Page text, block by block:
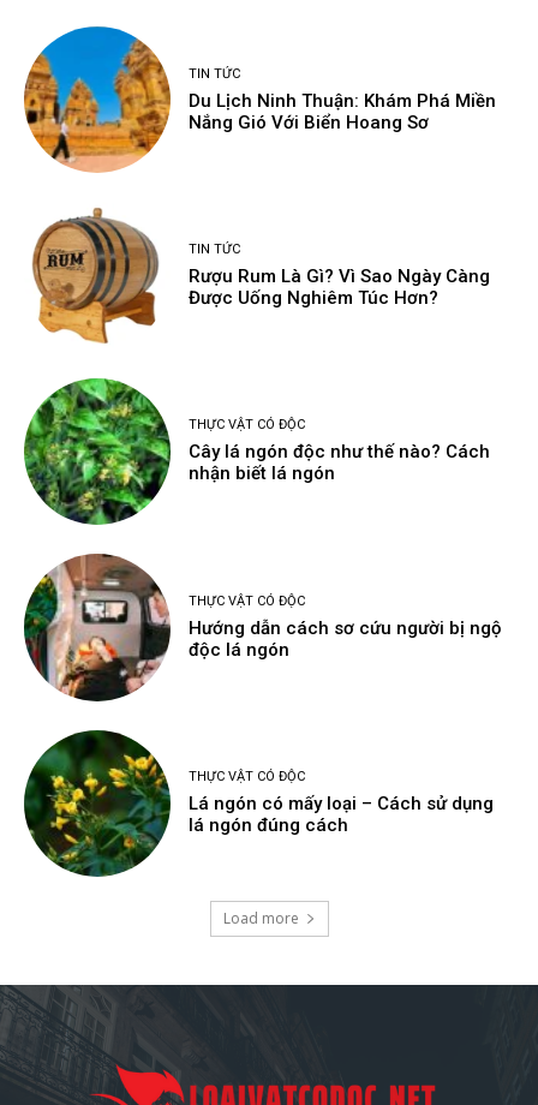
TIN TỨC
Du Lịch Ninh Thuận: Khám Phá Miền
Nắng Gió Với Biển Hoang Sơ
TIN TỨC
Rượu Rum Là Gì? Vì Sao Ngày Càng
Được Uống Nghiêm Túc Hơn?
THỰC VẬT CÓ ĐỘC
Cây lá ngón độc như thế nào? Cách
nhận biết lá ngón
THỰC VẬT CÓ ĐỘC
Hướng dẫn cách sơ cứu người bị ngộ
độc lá ngón
THỰC VẬT CÓ ĐỘC
Lá ngón có mấy loại – Cách sử dụng
lá ngón đúng cách
Load more